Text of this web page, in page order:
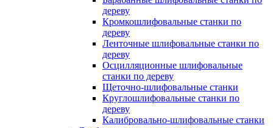
дереву
Кромкошлифовальные станки по
дереву
Ленточные шлифовальные станки по
дереву
Осцилляционные шлифовальные
станки по дереву
Щеточно-шлифовальные станки
Круглошлифовальные станки по
дереву
Калибровально-шлифовальные станки